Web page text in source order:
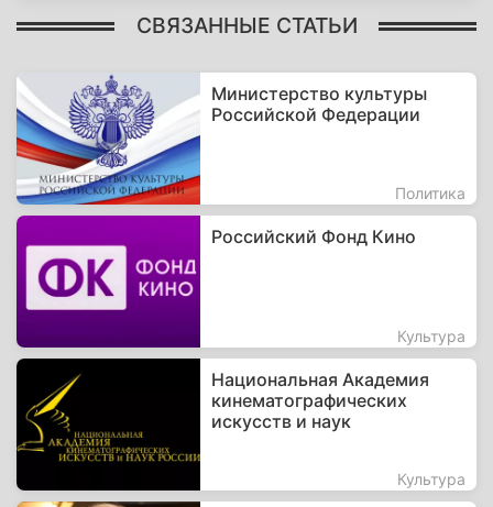
СВЯЗАННЫЕ СТАТЬИ
Министерство культуры
Российской Федерации
Политика
Российский Фонд Кино
Культура
Национальная Академия
кинематографических
искусств и наук
Культура